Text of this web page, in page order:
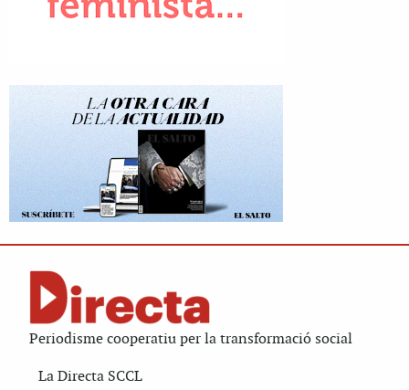
Periodisme cooperatiu per la transformació social
La Directa SCCL